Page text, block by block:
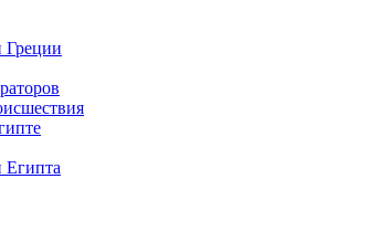
Греции
Египта